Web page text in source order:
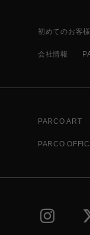
初めてのお客
会社情報
PARCO ART
PARCO